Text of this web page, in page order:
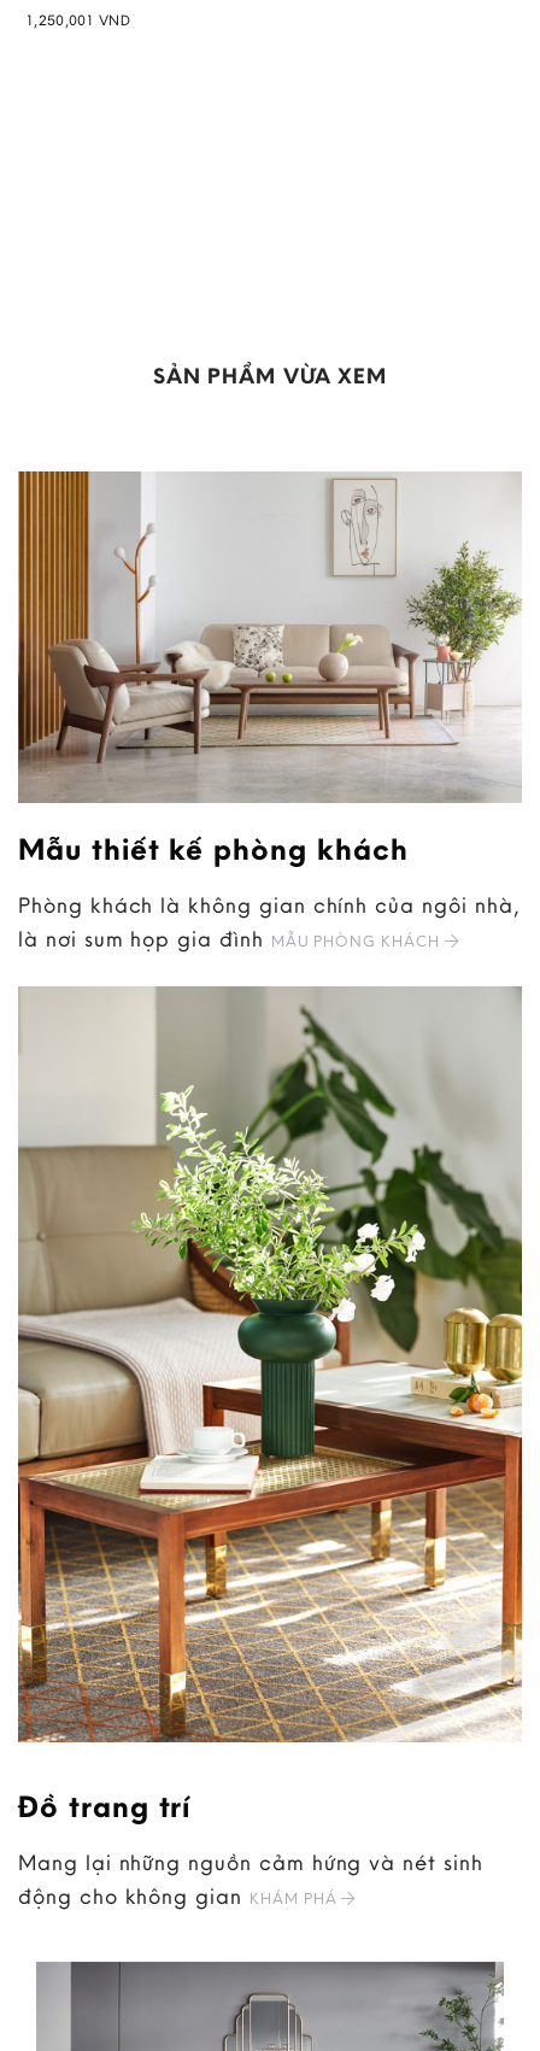
1,250,001 VND
SẢN PHẨM VỪA XEM
Mẫu thiết kế phòng khách
Phòng khách là không gian chính của ngôi nhà,
là nơi sum họp gia đình MẪU PHÒNG KHÁCH
Đồ trang trí
Mang lại những nguồn cảm hứng và nét sinh
động cho không gian KHÁM PHÁ